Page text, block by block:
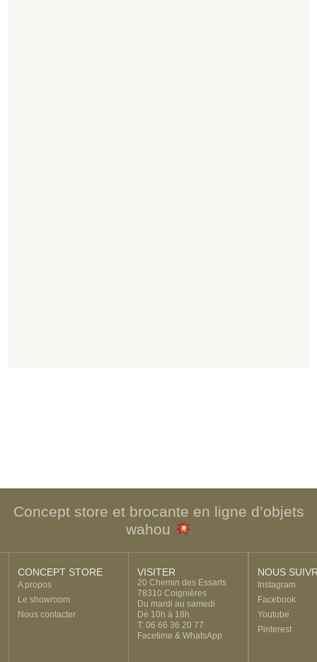
Concept store et brocante en ligne d’objets
wahou
CONCEPT STORE
A propos
Le showroom
Nous contacter
VISITER
20 Chemin des Essarts
78310 Coignières
Du mardi au samedi
De 10h à 18h
T: 06 66 36 20 77
Facetime & WhatsApp
NOUS
Instagram
Facebook
Youtube
Pinterest